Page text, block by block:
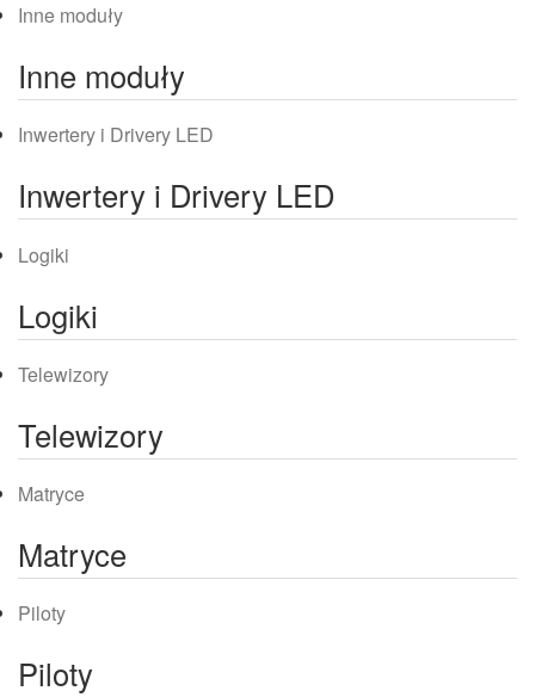
Inne moduły
Inne moduły
Inwertery i Drivery LED
Inwertery i Drivery LED
Logiki
Logiki
Telewizory
Telewizory
Matryce
Matryce
Piloty
Piloty